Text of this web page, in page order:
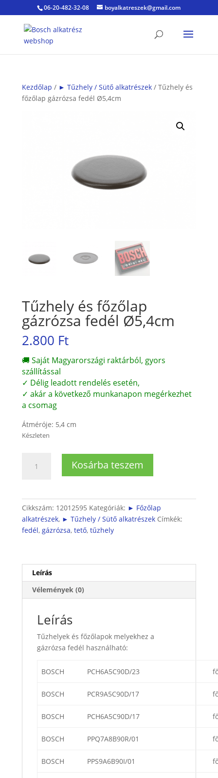
06-20-482-32-08 boyalkatreszek@gmail.com
Kezdőlap / ► Tűzhely / Sütő alkatrészek/ Tűzhely és
főzőlap gázrózsa fedél Ø5,4cm
Tűzhely és főzőlap
gázrózsa fedél Ø5,4cm
2.800 Ft
🚚 Saját Magyarországi raktárból, gyors
szállítással
✓ Délig leadott rendelés esetén,
✓ akár a következő munkanapon megérkezhet
a csomag
Átméróje: 5,4 cm
Készleten
fedél
Ø5,4cm
mennyiség
Kosárba teszem
Cikkszám: 12012595 Kategóriák: ► Főzőlap
alkatrészek, ► Tűzhely / Sütő alkatrészek Címkék:
fedél, gázrózsa, tető, tűzhely
Leírás
Vélemények (0)
Leírás
Tűzhelyek és főzőlapok melyekhez a
gázrózsa fedél használható:
BOSCH PCH6A5C90D/23
BOSCH PCR9A5C90D/17
BOSCH PCH6A5C90D/17
BOSCH PPQ7A8B90R/01
BOSCH PPS9A6B90I/01